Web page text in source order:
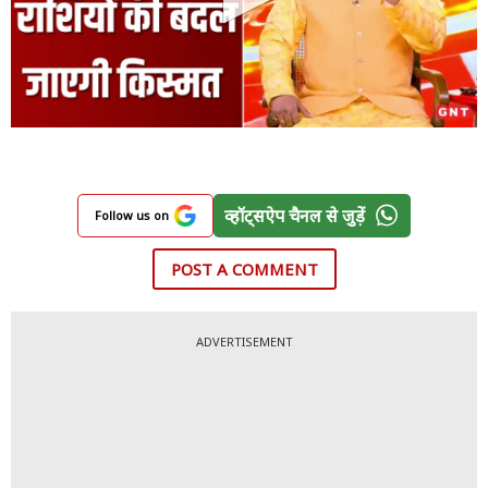
Follow us on व्हॉट्सऐप चैनल से जुड़ें
POST A COMMENT
ADVERTISEMENT